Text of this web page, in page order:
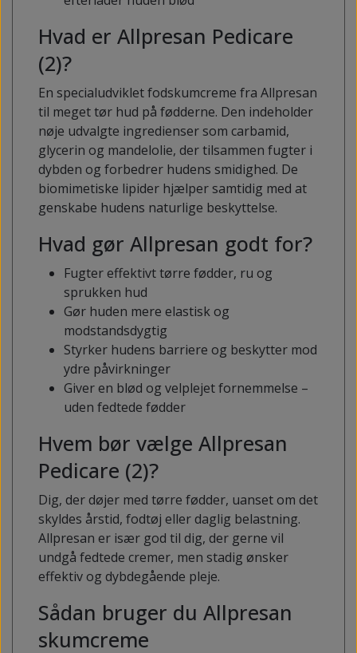
Hvad er Allpresan Pedicare
(2)?
En specialudviklet fodskumcreme fra Allpresan
til meget tør hud på fødderne. Den indeholder
nøje udvalgte ingredienser som carbamid,
glycerin og mandelolie, der tilsammen fugter i
dybden og forbedrer hudens smidighed. De
biomimetiske lipider hjælper samtidig med at
genskabe hudens naturlige beskyttelse.
Hvad gør Allpresan godt for?
Fugter effektivt tørre fødder, ru og
sprukken hud
Gør huden mere elastisk og
modstandsdygtig
Styrker hudens barriere og beskytter mod
ydre påvirkninger
Giver en blød og velplejet fornemmelse –
uden fedtede fødder
Hvem bør vælge Allpresan
Pedicare (2)?
Dig, der døjer med tørre fødder, uanset om det
skyldes årstid, fodtøj eller daglig belastning.
Allpresan er især god til dig, der gerne vil
undgå fedtede cremer, men stadig ønsker
effektiv og dybdegående pleje.
Sådan bruger du Allpresan
skumcreme